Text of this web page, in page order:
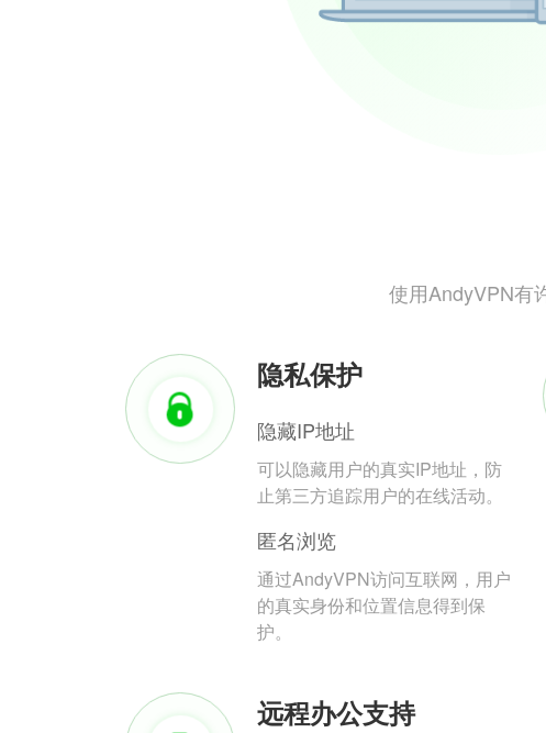
使用AndyVPN有
隐私保护
隐藏IP地址
可以隐藏用户的真实IP地址，防
止第三方追踪用户的在线活动。
匿名浏览
通过AndyVPN访问互联网，用户
的真实身份和位置信息得到保
护。
远程办公支持